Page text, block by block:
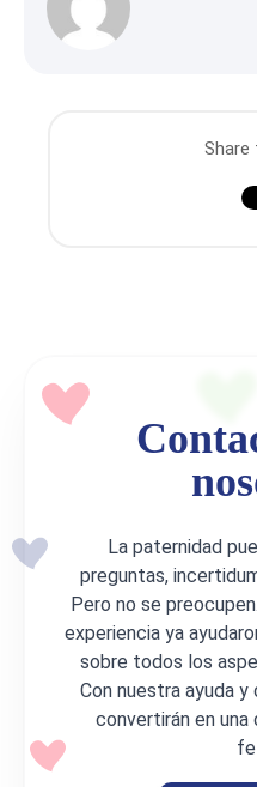
Share
La paternidad
preguntas,
Pero no se
experiencia ya
sobre todos los
Con nuestra ayuda
convertirán en una